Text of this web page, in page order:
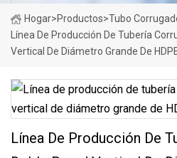
Hogar>Productos>Tubo
Línea De Producción De Tubería
Vertical De Diámetro Grande De
Línea De Producción De